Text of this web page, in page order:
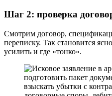
Шаг 2: проверка
Смотрим договор,
переписку. Так становится
усилить и где «тонко».